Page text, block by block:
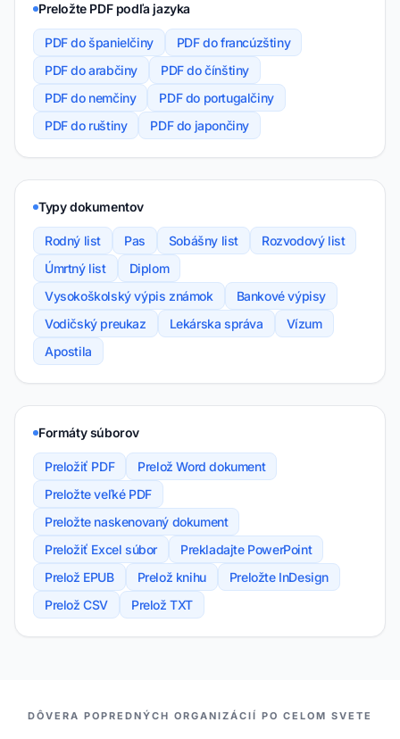
Preložte PDF podľa jazyka
PDF do španielčiny
PDF do francúzštiny
PDF do arabčiny
PDF do čínštiny
PDF do nemčiny
PDF do portugalčiny
PDF do ruštiny
PDF do japončiny
Typy dokumentov
Rodný list Pas Sobášny list
Rozvodový list
Úmrtný list
Diplom
Vysokoškolský výpis známok
Bankové výpisy
Vodičský preukaz
Lekárska správa
Vízum
Apostila
Formáty súborov
Preložiť PDF
Prelož Word dokument
Preložte veľké PDF
Preložte naskenovaný dokument
Preložiť Excel súbor
Prekladajte PowerPoint
Prelož EPUB
Prelož knihu
Preložte InDesign
Prelož CSV
Prelož TXT
NAŠI PARTNERI
DÔVERA POPREDNÝCH ORGANIZÁCIÍ PO CELOM SVETE